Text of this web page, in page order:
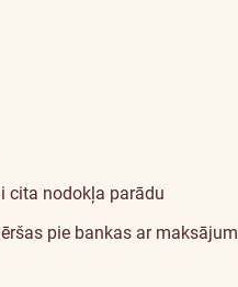
cita nodokļa parādu
pie bankas ar